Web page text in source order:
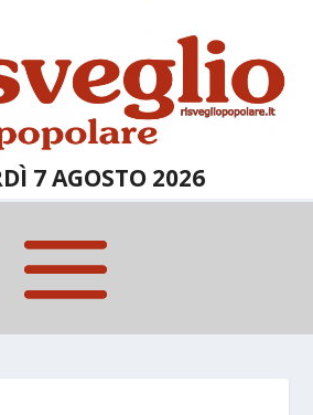
7 AGOSTO 2026